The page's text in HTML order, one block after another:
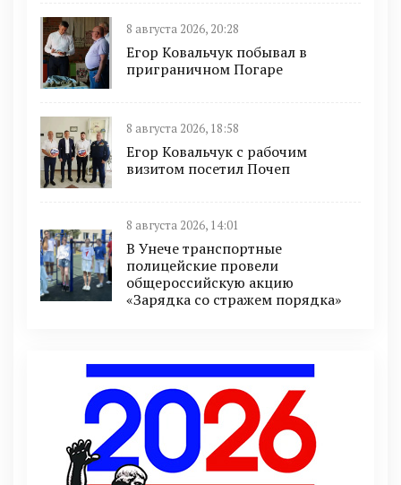
8 августа 2026, 20:28
Егор Ковальчук побывал в
приграничном Погаре
8 августа 2026, 18:58
Егор Ковальчук с рабочим
визитом посетил Почеп
8 августа 2026, 14:01
В Унече транспортные
полицейские провели
общероссийскую акцию
«Зарядка со стражем порядка»